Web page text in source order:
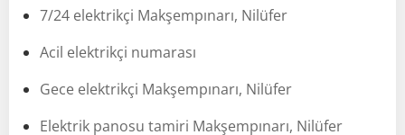
7/24 elektrikçi Makşempınarı, Nilüfer
Acil elektrikçi numarası
Gece elektrikçi Makşempınarı, Nilüfer
Elektrik panosu tamiri Makşempınarı, Nilüfer